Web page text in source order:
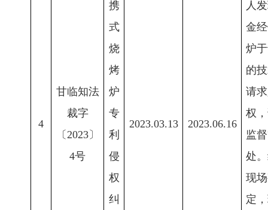
4
甘临知法
裁字
〔2023〕
4号
携
式
烧
烤
炉
专
利
侵
权
纠
2023.03.13 2023.06.16
人
金
炉
的
请
权
监
处
现
定